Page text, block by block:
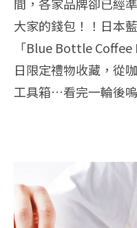
大家的錢包！！日本
「Blue Bottle
日限定禮物收藏，從
工具箱…看完一輪後嗚